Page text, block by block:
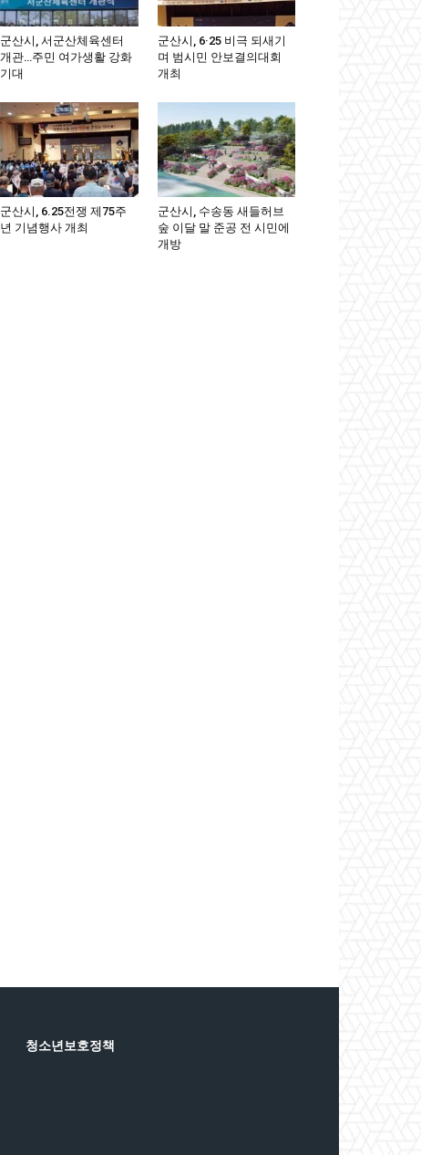
군산시, 서군산체육센터
개관…주민 여가생활 강화
기대
군산시, 6·25 비극 되새기
며 범시민 안보결의대회
개최
군산시, 6.25전쟁 제75주
년 기념행사 개최
군산시, 수송동 새들허브
숲 이달 말 준공 전 시민에
개방
청소년보호정책